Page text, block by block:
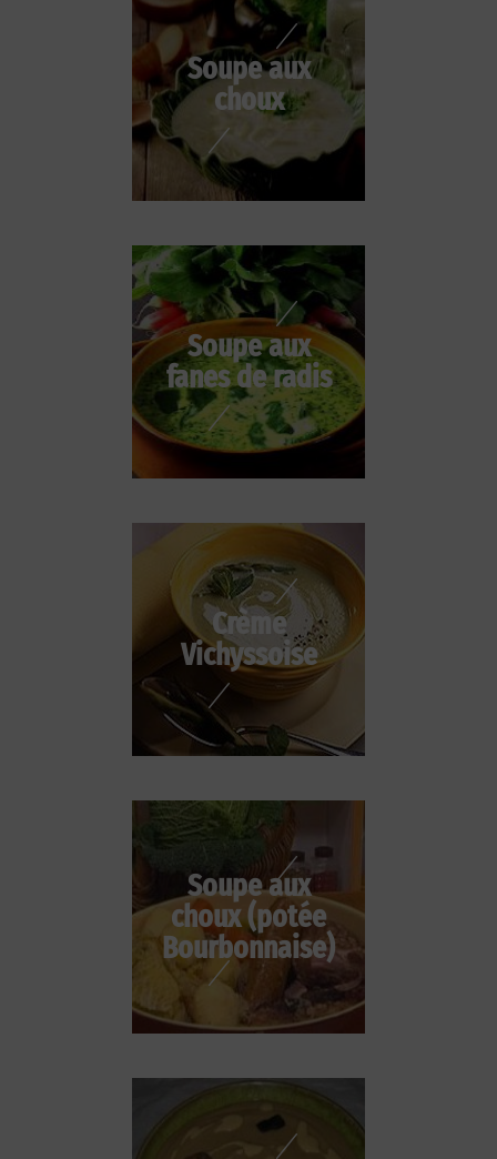
Soupe aux
choux
Soupe aux
fanes de radis
Crème
Vichyssoise
Soupe aux
choux (potée
Bourbonnaise)